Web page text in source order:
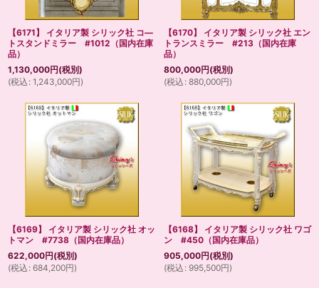
【6171】 イタリア製 シリック社 コ―
トスタンドミラー #1012（国内在庫
品）
1,130,000円(税別)
(税込 : 1,243,000円)
【6170】 イタリア製 シリック社 エン
トランスミラー #213（国内在庫
品）
800,000円(税別)
(税込 : 880,000円)
【6169】 イタリア製 シリック社 オッ
トマン #7738（国内在庫品）
622,000円(税別)
(税込 : 684,200円)
【6168】 イタリア製 シリック社 ワゴ
ン #450（国内在庫品）
905,000円(税別)
(税込 : 995,500円)